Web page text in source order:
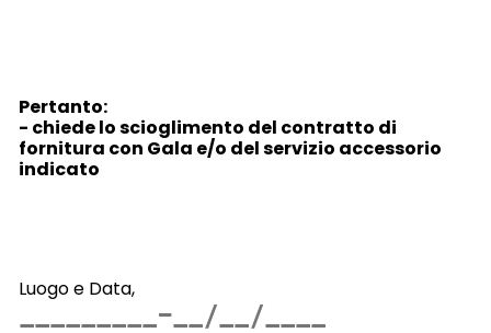
Pertanto:
- chiede lo scioglimento del contratto di
fornitura con Gala e/o del servizio accessorio
indicato
Luogo e Data,